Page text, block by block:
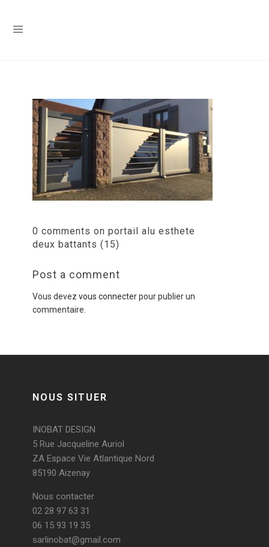
0 comments on portail alu esthete
deux battants (15)
Post a comment
Vous devez vous connecterpour publier un
commentaire.
NOUS SITUER
INOBAT DESIGN
5 Rue Jacqueline Auriol
ZA Espace Vie Atlantique Nord
85190 Aizenay
Nous contacter
02 28 97 63 31
06 15 93 19 35
sarlinobat@gmail.com